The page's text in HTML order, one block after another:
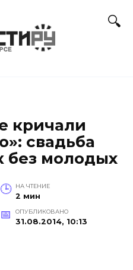
кричали
свадьба
без молодых
НА ЧТЕНИЕ
2 мин
ОПУБЛИКОВАНО
31.08.2014, 10:13